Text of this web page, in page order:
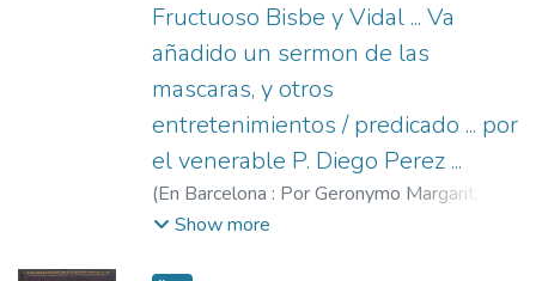
Fructuoso Bisbe y Vidal ... Va
añadido un sermon de las
mascaras, y otros
entretenimientos / predicado ... por
el venerable P. Diego Perez ...
(En Barcelona : Por Geronymo Margarit, y a
su costa,1618
Show more